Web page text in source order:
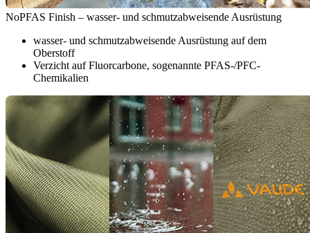
NoPFAS Finish – wasser- und schmutzabweisende Ausrüstung
wasser- und schmutzabweisende Ausrüstung auf dem
Oberstoff
Verzicht auf Fluorcarbone, sogenannte PFAS-/PFC-
Chemikalien